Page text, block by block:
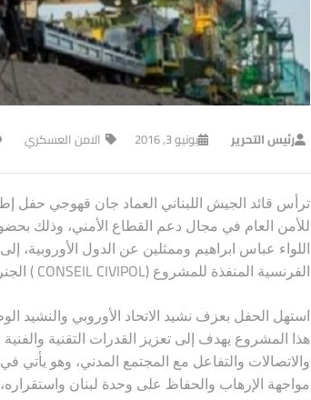
رئيس التحرير يونيو 3, 2016 الامن العسكري
ترأس قائد الجيش اللبناني العماد جان قهوجي حفل
للأمن العام في مجال دعم القطاع الأمني، وذلك
اللواء عباس ابراهيم وممثلين عن الدول
الفرنسية المنفذة للمشروع ( CONSEIL CIVIPOL)
استهل الحفل بعزف نشيد الاتحاد الأوروبي والنشيد
هذا المشروع يهدف إلى تعزيز القدرات التقنية
والاتصالات والتفاعل مع المجتمع المدني، وهو يأتي
مواجهة الإرهاب والحفاظ على وحدة لبنان واستقراره،